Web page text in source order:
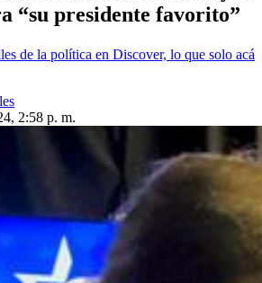
“su presidente favorito”
de la política en Discover, lo que solo acá
2:58 p. m.